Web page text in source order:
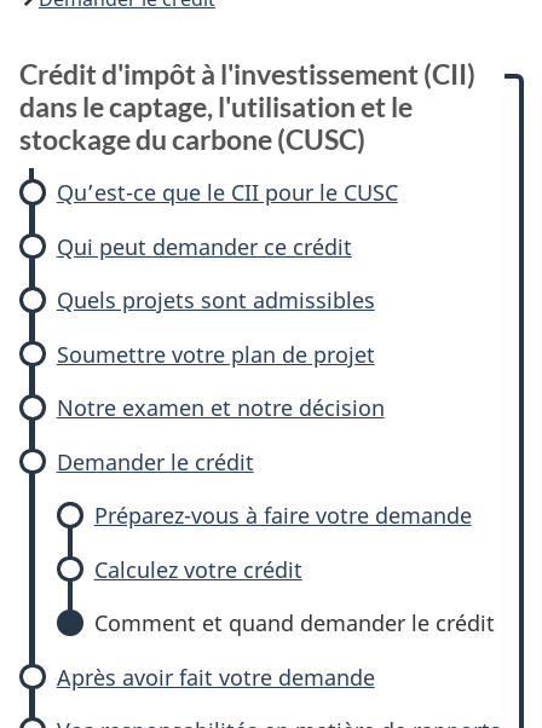
Crédit d'impôt à l'investissement (CII)
dans le captage, l'utilisation et le
stockage du carbone (CUSC)
Qu’est-ce que le CII pour le CUSC
Qui peut demander ce crédit
Quels projets sont admissibles
Soumettre votre plan de projet
Notre examen et notre décision
Demander le crédit
Préparez-vous à faire votre demande
Calculez votre crédit
Comment et quand demander le crédit
Après avoir fait votre demande